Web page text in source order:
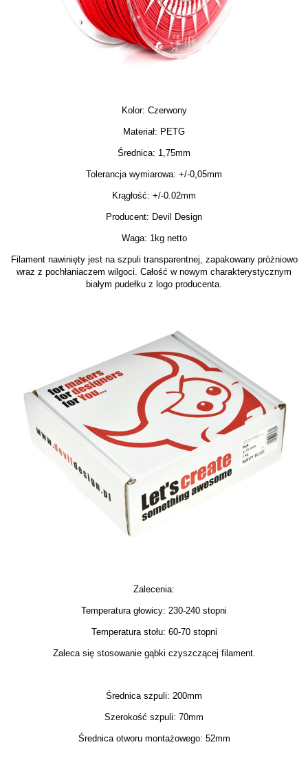
Kolor: Czerwony
Materiał: PETG
Średnica: 1,75mm
Tolerancja wymiarowa: +/-0,05mm
Krągłość: +/-0.02mm
Producent: Devil Design
Waga: 1kg netto
Filament nawinięty jest na szpuli transparentnej, zapakowany próżniowo
wraz z pochłaniaczem wilgoci. Całość w nowym charakterystycznym
białym pudełku z logo producenta.
Zalecenia:
Temperatura głowicy: 230-240 stopni
Temperatura stołu: 60-70 stopni
Zaleca się stosowanie gąbki czyszczącej filament.
Średnica szpuli: 200mm
Szerokość szpuli: 70mm
Średnica otworu montażowego: 52mm